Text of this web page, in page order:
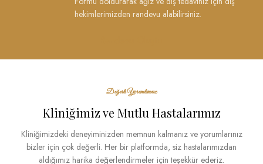
hekimlerimizden randevu alabilirsiniz.
Değerli Yorumlarınız
Kliniğimiz ve Mutlu Hastalarımız
Kliniğimizdeki deneyiminizden memnun kalmanız ve yorumlarınız
bizler için çok değerli. Her bir platformda, siz hastalarımızdan
aldığımız harika değerlendirmeler için teşekkür ederiz.